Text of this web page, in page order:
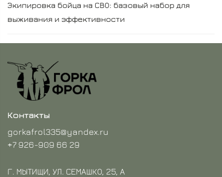
Экипировка бойца на СВО: базовый набор для
выживания и эффективности
Контакты
gorkafrol335@yandex.ru
+7 926-909 66 29
Г. МЫТИЩИ, УЛ. СЕМАШКО, 25, А